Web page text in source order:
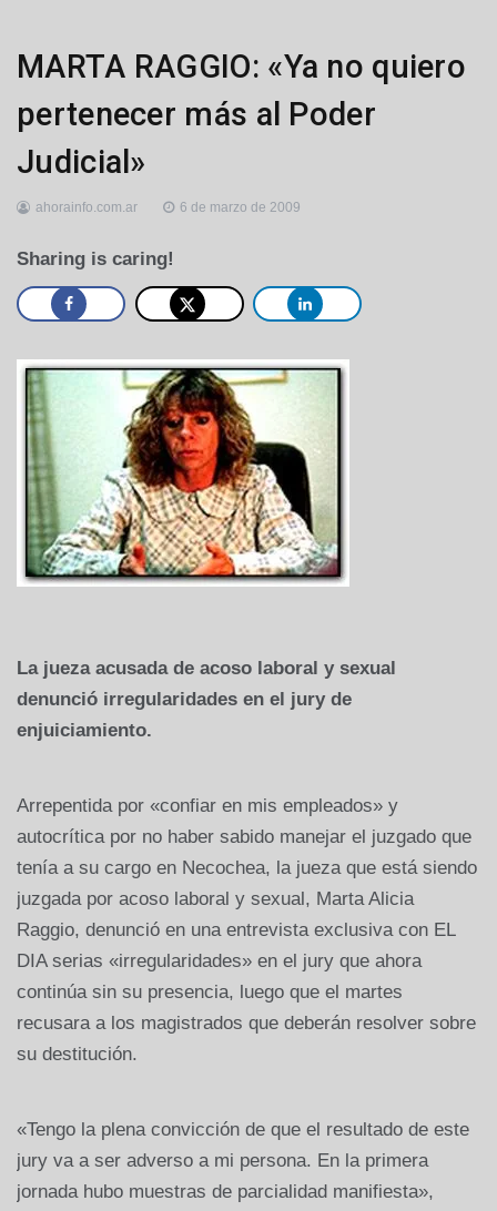
Locales
MARTA RAGGIO: «Ya no quiero
pertenecer más al Poder
Judicial»
ahorainfo.com.ar 6 de marzo de 2009
Sharing is caring!
La jueza acusada de acoso laboral y sexual
denunció irregularidades en el jury de
enjuiciamiento.
Arrepentida por «confiar en mis empleados» y
autocrítica por no haber sabido manejar el juzgado que
tenía a su cargo en Necochea, la jueza que está siendo
juzgada por acoso laboral y sexual, Marta Alicia
Raggio, denunció en una entrevista exclusiva con EL
DIA serias «irregularidades» en el jury que ahora
continúa sin su presencia, luego que el martes
recusara a los magistrados que deberán resolver sobre
su destitución.
«Tengo la plena convicción de que el resultado de este
jury va a ser adverso a mi persona. En la primera
jornada hubo muestras de parcialidad manifiesta»,